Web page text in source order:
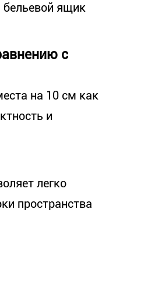
бельевой ящик
с
на 10 см как
и
легко
пространства